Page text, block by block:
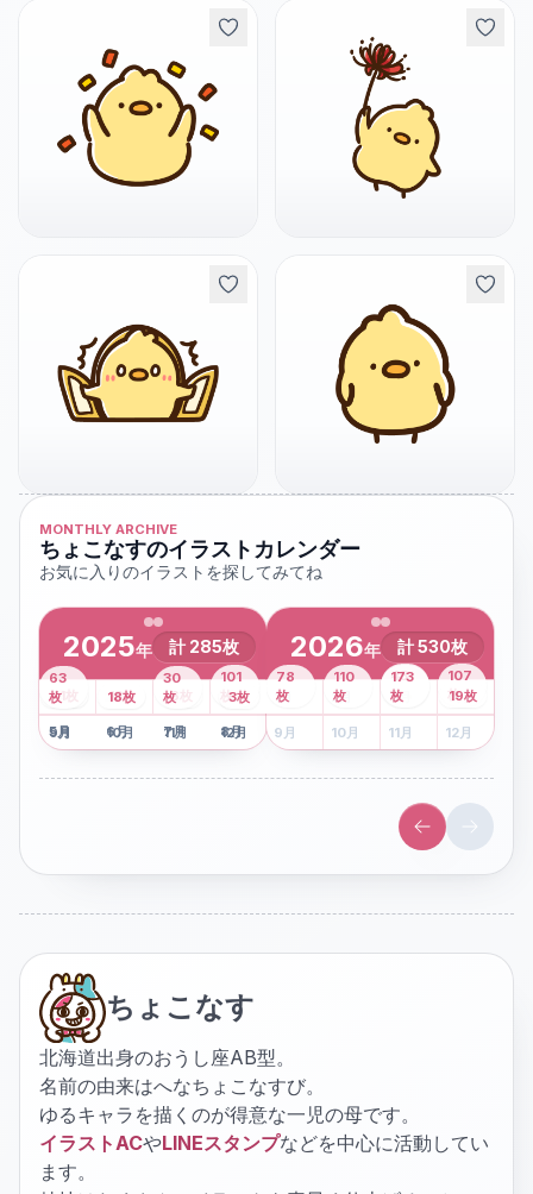
MONTHLY ARCHIVE
ちょこなすのイラストカレンダー
お気に入りのイラストを探してみてね
2025年 計 285枚
1月
2枚 2月 3月 4月
8枚
5月
41 枚
6月
13枚
7月
6枚
8月
101
枚
9月
63
枚
10月
18枚
11月
30
枚
12月
3枚
2026年 計530枚
1月 2月 3月
43
枚
4月
107
枚
5 月
78
枚
6月
110
枚
7月
173
枚
8月
19枚
9 月 10月 11月 12月
ちょこなす
北海道出身のおうし座AB型。
名前の由来はへなちょこなすび。
ゆるキャラを描くのが得意な一児の母です。
イラストACやLINEスタンプなどを中心に活動してい
ます。